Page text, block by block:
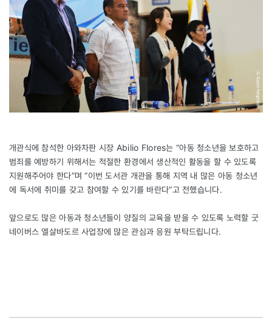
개관식에 참석한 아와차판 시장 Abilio Flores는 “아동 청소년을 보호하고
범죄를 예방하기 위해서는 적절한 환경에서 생산적인 활동을 할 수 있도록
지원해주어야 한다”며 “이번 도서관 개관을 통해 지역 내 많은 아동 청소년
에 독서에 취미를 갖고 참여할 수 있기를 바란다”고 전했습니다.
앞으로도 많은 아동과 청소년들이 양질의 교육을 받을 수 있도록 노력할 굿
네이버스 엘살바도르 사업장에 많은 관심과 응원 부탁드립니다.